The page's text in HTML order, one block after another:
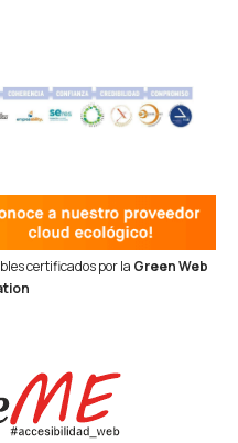
certificados por la Green Web